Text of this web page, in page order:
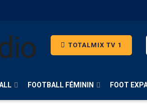
TOTALMIX TV 1
FOOTBALL FÉMININ FOOT